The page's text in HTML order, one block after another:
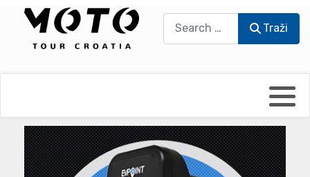
Traži
UmPaDrum
Moto servisi
Damir Žerić - ELPASSO
Dario Dinter - Moto TOZ